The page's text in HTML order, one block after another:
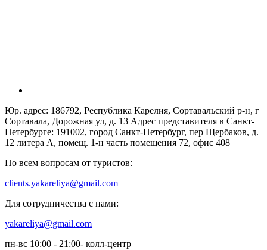
Юр. адрес: 186792, Республика Карелия, Сортавальский р-н, г
Сортавала, Дорожная ул, д. 13 Адрес представителя в Санкт-
Петербурге: 191002, город Санкт-Петербург, пер Щербаков, д.
12 литера А, помещ. 1-н часть помещения 72, офис 408
По всем вопросам от туристов:
clients.yakareliya@gmail.com
Для сотрудничества с нами:
yakareliya@gmail.com
пн-вс 10:00 - 21:00- колл-центр